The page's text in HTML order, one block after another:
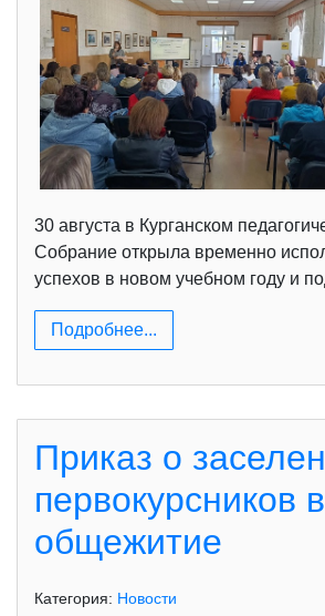
30 августа в Курганском
Собрание открыла временно
успехов в новом учебном году и
Подробнее...
Приказ о
первокурсников в
общежитие
Категория: Новости